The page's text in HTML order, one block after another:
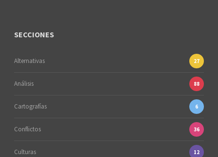
SECCIONES
Alternativas 27
Análisis 88
Cartografías 6
Conflictos 36
Culturas 12